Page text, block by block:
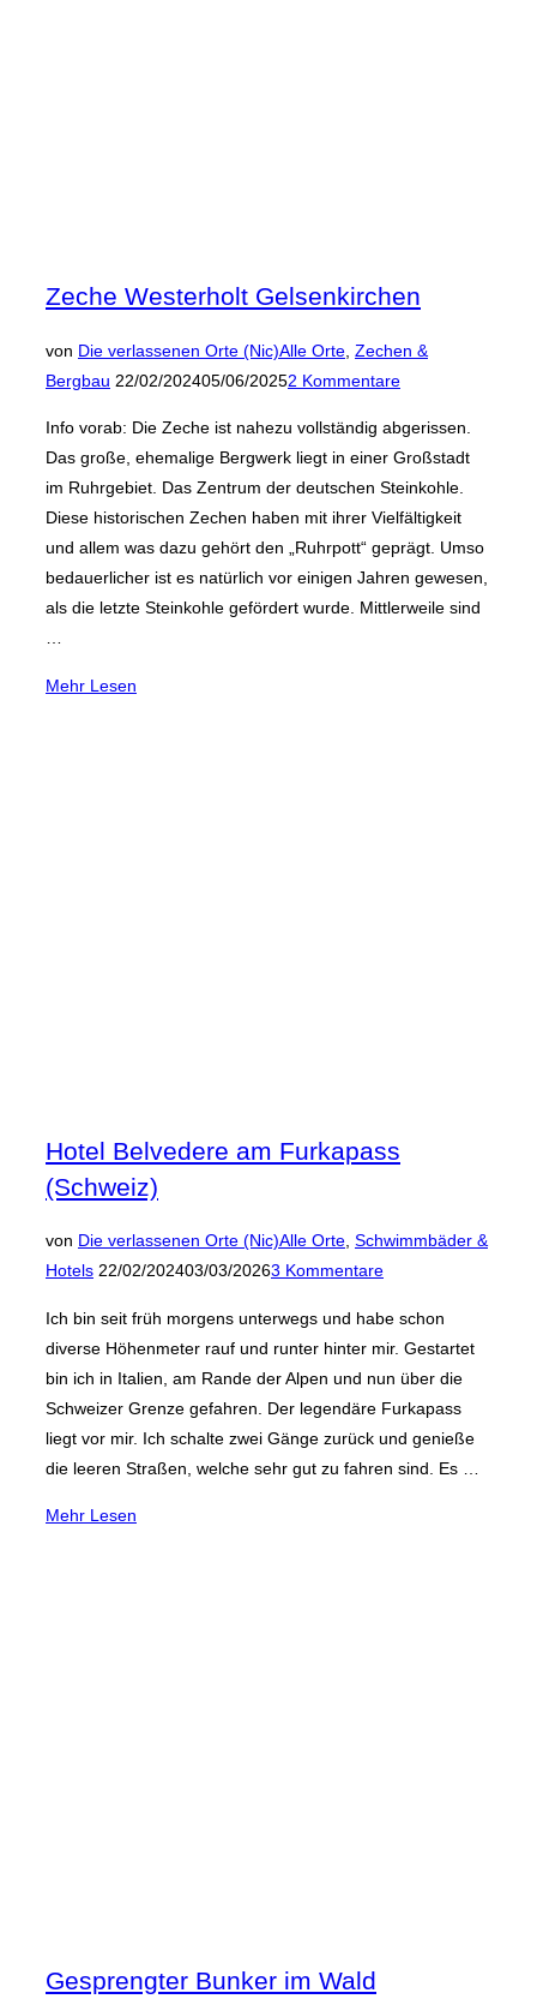
Zeche Westerholt Gelsenkirchen
von Die verlassenen Orte (Nic)Alle Orte Zechen &
Bergbau Veröffentlicht
22/02/202405/06/20252 Kommentare
Info vorab: Die Zeche ist nahezu vollständig abgerissen.
Das große, ehemalige Bergwerk liegt in einer Großstadt
im Ruhrgebiet. Das Zentrum der deutschen Steinkohle.
Diese historischen Zechen haben mit ihrer Vielfältigkeit
und allem was dazu gehört den „Ruhrpott“ geprägt. Umso
bedauerlicher ist es natürlich vor einigen Jahren gewesen,
als die letzte Steinkohle gefördert wurde. Mittlerweile sind
…
Mehr über
Lesen
Hotel Belvedere am Furkapass
(Schweiz)
von Die verlassenen Orte (Nic)Alle Orte, Schwimmbäder &
HotelsVeröffentlicht
22/02/202403/03/20263 Kommentare
Ich bin seit früh morgens unterwegs und habe schon
diverse Höhenmeter rauf und runter hinter mir. Gestartet
bin ich in Italien, am Rande der Alpen und nun über die
Schweizer Grenze gefahren. Der legendäre Furkapass
liegt vor mir. Ich schalte zwei Gänge zurück und genieße
die leeren Straßen, welche sehr gut zu fahren sind. Es …
Mehr über
Lesen
Gesprengter Bunker im Wald